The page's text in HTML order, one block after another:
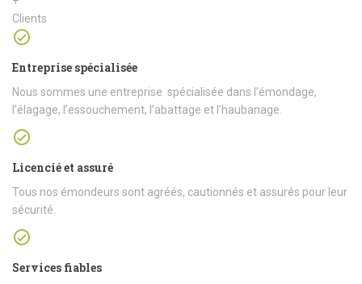
Clients
Entreprise spécialisée
Nous sommes une entreprise spécialisée dans l’émondage,
l’élagage, l’essouchement, l’abattage et l’haubanage.
Licencié et assuré
Tous nos émondeurs sont agréés, cautionnés et assurés pour leur
sécurité.
Services fiables